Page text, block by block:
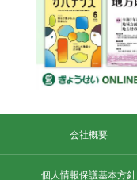
会社概要
個人情報保護基本方針